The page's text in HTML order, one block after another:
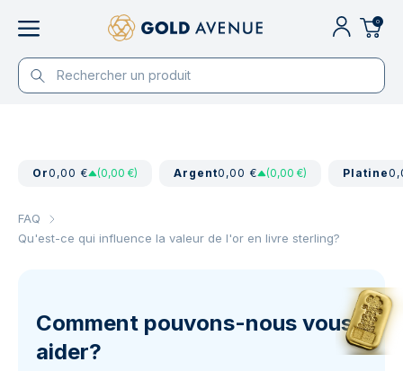
0
Or0,00 € (0,00 €) Argent0,00 € (0,00 €) Platine
FAQ
Qu'est-ce qui influence la valeur de l'or en livre sterling?
Comment pouvons-nous vous
aider?